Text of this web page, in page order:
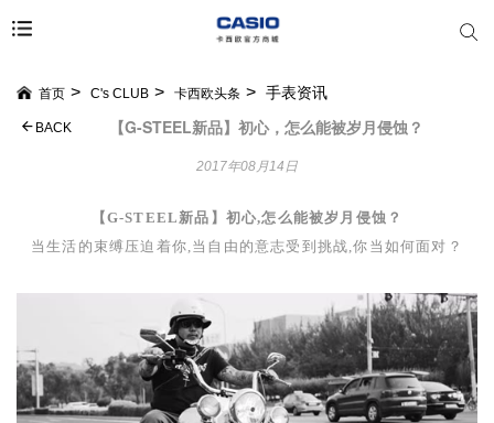
首页 C's CLUB 卡西欧头条 手表资讯
【G-STEEL新品】初心，怎么能被岁月侵蚀？
BACK
2017年08月14日
【G-STEEL 新品】初心,怎么能被岁月侵蚀？
当生活的束缚压迫着你,当自由的意志受到挑战,你当如何面对？